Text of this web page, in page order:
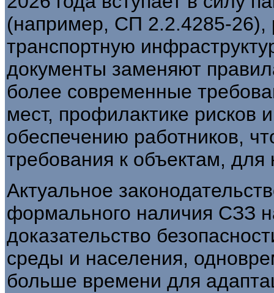
(например, СП 2.2.4285-26),
транспортную
документы заменяют
более современные
мест, профилактике рисков
обеспечению работников,
требования к объектам,
Актуальное
формального наличия СЗЗ
доказательство
среды и населения,
больше времени для